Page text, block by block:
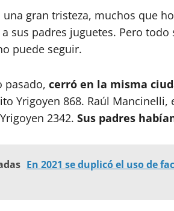
una gran tristeza, muchos que
sus padres juguetes. Pero
puede seguir.
pasado, cerró en la misma
Yrigoyen 868. Raúl
2342. Sus padres
En 2021 se duplicó el uso de